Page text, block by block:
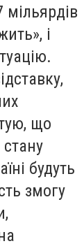
і
що
стану
будуть
змогу